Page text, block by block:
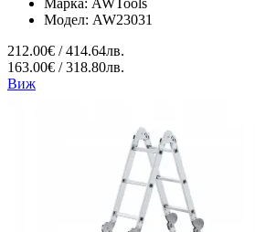
Модел: AW23031
212.00€ / 414.64лв.
163.00€ / 318.80лв.
Виж